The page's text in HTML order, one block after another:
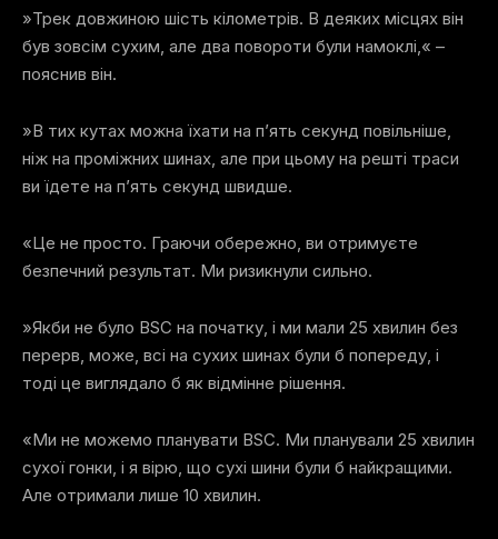
»Трек довжиною шість кілометрів. В деяких місцях він
був зовсім сухим, але два повороти були намоклі,« –
пояснив він.
»В тих кутах можна їхати на п’ять секунд повільніше,
ніж на проміжних шинах, але при цьому на решті траси
ви їдете на п’ять секунд швидше.
«Це не просто. Граючи обережно, ви отримуєте
безпечний результат. Ми ризикнули сильно.
»Якби не було ВSC на початку, і ми мали 25 хвилин без
перерв, може, всі на сухих шинах були б попереду, і
тоді це виглядало б як відмінне рішення.
«Ми не можемо планувати ВSC. Ми планували 25 хвилин
сухої гонки, і я вірю, що сухі шини були б найкращими.
Але отримали лише 10 хвилин.